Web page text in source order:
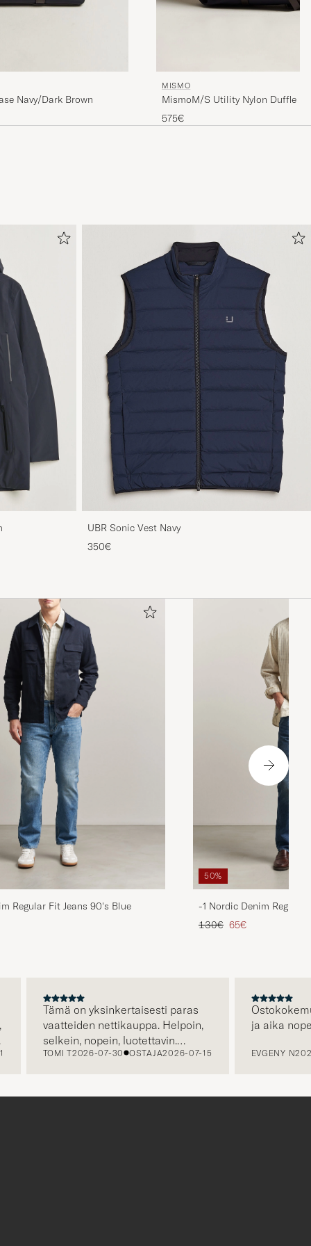
Navy/Dark Brown
MISMO
MismoM/S Utility Nylon Duffle
Brown
575€
UBR Sonic Vest Navy
350€
Regular Fit Jeans 90's Blue
hinta
50%
-1 Nordic Denim Regular
Tavallinen hinta
130€ Alennettu hinta
65€
Tämä on yksinkertaisesti paras
vaatteiden nettikauppa. Helpoin,
selkein, nopein, luotettavin.
Erityisen hienoa että kuljetus on
myös huikeasta valikoimasta.
TOMI T2026-07-30 OSTAJA2026-07-15
Ostokokemus
ja aika nopea
EVGENY N2026-